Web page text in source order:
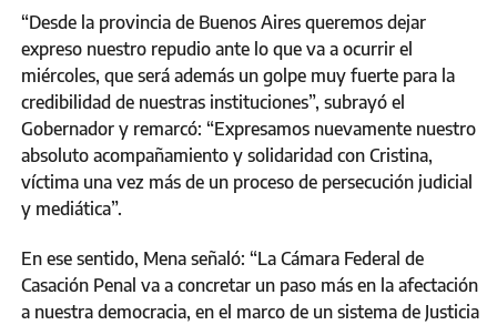
“Desde la provincia de Buenos Aires queremos dejar
expreso nuestro repudio ante lo que va a ocurrir el
miércoles, que será además un golpe muy fuerte para la
credibilidad de nuestras instituciones”, subrayó el
Gobernador y remarcó: “Expresamos nuevamente nuestro
absoluto acompañamiento y solidaridad con Cristina,
víctima una vez más de un proceso de persecución judicial
y mediática”.
En ese sentido, Mena señaló: “La Cámara Federal de
Casación Penal va a concretar un paso más en la afectación
a nuestra democracia, en el marco de un sistema de Justicia